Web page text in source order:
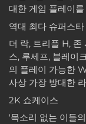
대한 게임 플레이
역대 최다 슈퍼스타
더 락, 트리플 H, 존
스, 루세프, 블레이
의 플레이 가능한
사상 가장 방대한
2K 쇼케이스
'목소리 없는 이들